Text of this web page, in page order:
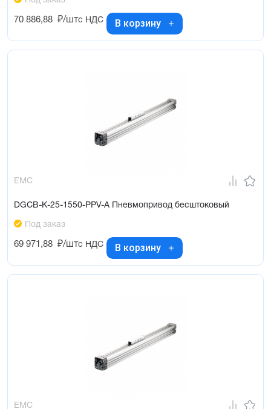
70 886,88 ₽/штс НДС В корзину
EMC
DGCB-K-25-1550-PPV-A Пневмопривод бесштоковый
Под заказ
69 971,88 ₽/штс НДС В корзину
EMC